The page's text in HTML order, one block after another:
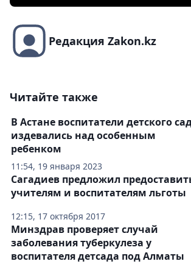
Редакция Zakon.kz
Читайте также
11:54, 19 января 2023
В Астане воспитатели детского
издевались над особенным
ребенком
12:15, 17 октября 2017
Сагадиев предложил
учителям и воспитателям льготы
Минздрав проверяет случай
заболевания туберкулеза у
воспитателя детсада под Алматы